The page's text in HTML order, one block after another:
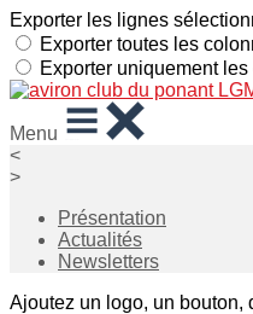
Exporter les lignes
Exporter toutes les
Exporter uniquement
Menu
<
>
Présentation
Actualités
Newsletters
Ajoutez un logo, un bouton,